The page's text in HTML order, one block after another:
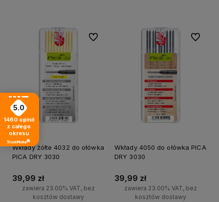
Wkłady żółte 4032 do ołówka
PICA DRY 3030
39,99 zł
zawiera 23.00% VAT, bez
kosztów dostawy
Do ulubionych
Wkłady 4050 do ołówka PICA
DRY 3030
39,99 zł
zawiera 23.00% VAT, bez
kosztów dostawy
Do
5.0
1460 opinii
z całego
okresu